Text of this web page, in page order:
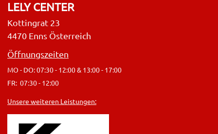
LELY CENTER
Kottingrat 23
4470 Enns Österreich
Öffnungszeiten
MO - DO: 07:30 - 12:00 & 13:00 - 17:00
FR: 07:30 - 12:00
Unsere weiteren Leistungen: